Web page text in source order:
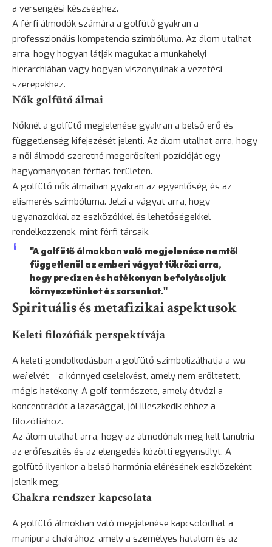
a versengési készséghez.
A férfi álmodók számára a golfütő gyakran a
professzionális kompetencia szimbóluma. Az álom utalhat
arra, hogy hogyan látják magukat a munkahelyi
hierarchiában vagy hogyan viszonyulnak a vezetési
szerepekhez.
Nők golfütő álmai
Nőknél a golfütő megjelenése gyakran a belső erő és
függetlenség kifejezését jelenti. Az álom utalhat arra, hogy
a női álmodó szeretné megerősíteni pozícióját egy
hagyományosan férfias területen.
A golfütő nők álmaiban gyakran az egyenlőség és az
elismerés szimbóluma. Jelzi a vágyat arra, hogy
ugyanazokkal az eszközökkel és lehetőségekkel
rendelkezzenek, mint férfi társaik.
"A golfütő álmokban való megjelenése nemtől
függetlenül az emberi vágyat tükrözi arra,
hogy precízen és hatékonyan befolyásoljuk
környezetünket és sorsunkat."
Spirituális és metafizikai aspektusok
Keleti filozófiák perspektívája
A keleti gondolkodásban a golfütő szimbolizálhatja a wu
weielvét – a könnyed cselekvést, amely nem erőltetett,
mégis hatékony. A golf természete, amely ötvözi a
koncentrációt a lazasággal, jól illeszkedik ehhez a
filozófiához.
Az álom utalhat arra, hogy az álmodónak meg kell tanulnia
az erőfeszítés és az elengedés közötti egyensúlyt. A
golfütő ilyenkor a belső harmónia elérésének eszközeként
jelenik meg.
Chakra rendszer kapcsolata
A golfütő álmokban való megjelenése kapcsolódhat a
manipura chakrához, amely a személyes hatalom és az